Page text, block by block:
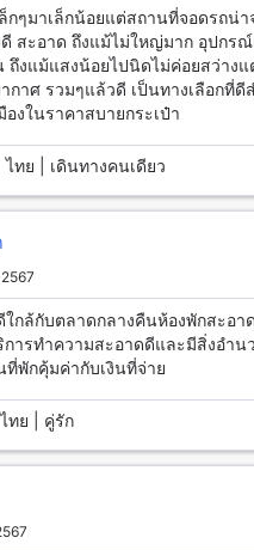
อยที่ บีทู เชียงราย ไนท์ บาร์ซา บูติ
บาร์ซา บูติค แอนด์ บัดเจ็ท โฮเทล
าหารที่โอบล้อมด้วยบรรยากาศเงี
ได้สัมผัสกับบรรยากาศที่เป็นเอกลัก
เลือกทานอาหารที่หลากหลายรสช
ร่อยและสดใหม่ตลอดเวลา นอกจ
ชอบเครื่องดื่มที่หลากหลายและเ
ใจที่ บีทู เชียงราย ไนท์ บาร์ซา บู
บาร์ซา บูติค แอนด์ บัดเจ็ท โฮเทล
Deluxe Premier ขนาด 15 ตาราง
ด 15 ตารางเมตร มีเตียงเดี่ยว ห้อง
ตร มีเตียงคู่ ห้อง Superior ขนาด
กๆมาเล็กน้อยแต่สถานที่จอดรถน่า
สะอาด ถึงแม้ไม่ใหญ่มาก อุปกรณ์
ถึงแม้แสงน้อยไปนิดไม่ค่อยสว่างแ
กาศ รวมๆแล้วดี เป็นทางเลือกที่ดี
องในราคาสบายกระเป๋า
|ไทย | เดินทางคนเดียว
กล้กับตลาดกลางคืนห้องพักสะอา
ารทำความสะอาดดีและมีสิ่งอำน
พักคุ้มค่ากับเงินที่จ่าย
ไทย | คู่รัก